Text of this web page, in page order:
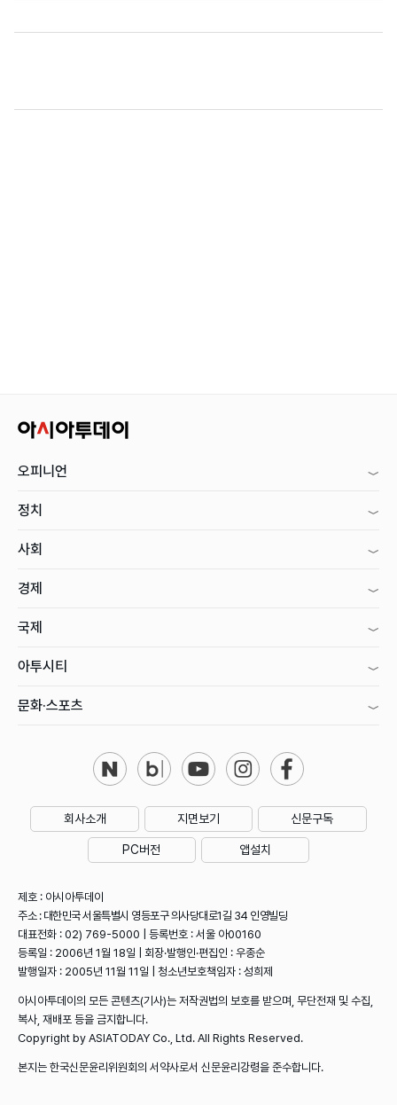
오피니언
정치
사회
경제
국제
아투시티
문화·스포츠
회사소개 지면보기 신문구독
PC버전 앱설치
제호 : 아시아투데이
주소 : 대한민국 서울특별시 영등포구 의사당대로1길 34 인영빌딩
대표전화 : 02) 769-5000 | 등록번호 : 서울 아00160
등록일 : 2006년 1월 18일 | 회장·발행인·편집인 : 우종순
발행일자 : 2005년 11월 11일 | 청소년보호책임자 : 성희제
아시아투데이의 모든 콘텐츠(기사)는 저작권법의 보호를 받으며, 무단전재 및 수집,
복사, 재배포 등을 금지합니다.
Copyright by ASIATODAY Co., Ltd. All Rights Reserved.
본지는 한국신문윤리위원회의 서약사로서 신문윤리강령을 준수합니다.